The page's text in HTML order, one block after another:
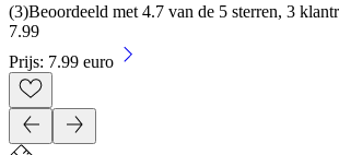
(3)Beoordeeld met 4.7 van de 5 sterren, 3
7.99
Prijs: 7.99 euro